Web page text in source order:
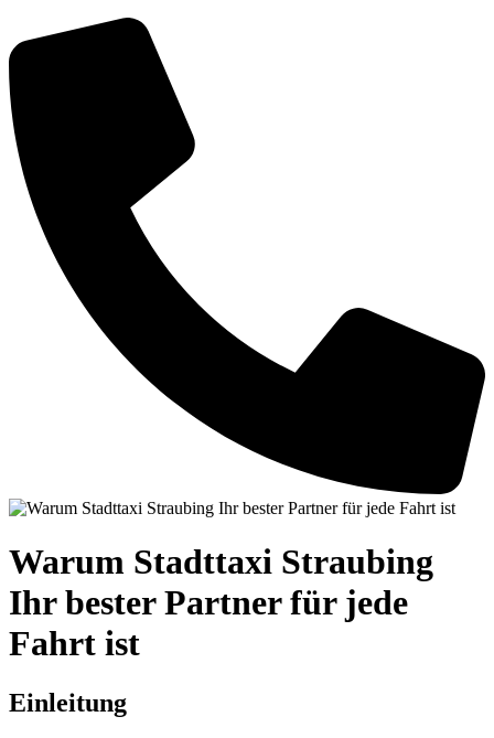
Warum Stadttaxi Straubing
Ihr bester Partner für jede
Fahrt ist
Einleitung